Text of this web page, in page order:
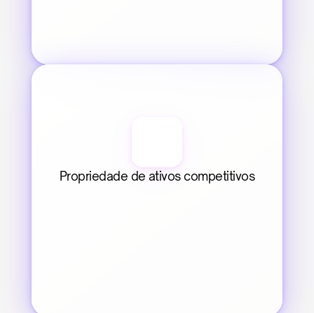
Propriedade de ativos competitivos